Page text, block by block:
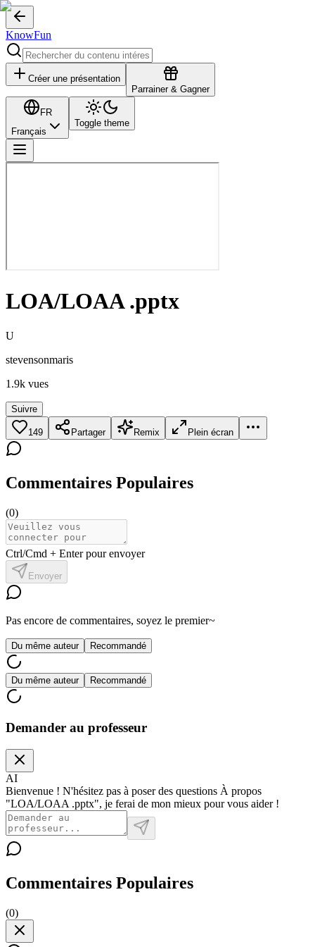
KnowFun
Créer une présentation
Parrainer & Gagner
FR
Français
Toggle theme
LOA/LOAA .pptx
U
stevensonmaris
1.9k vues
Suivre
149 Partager Remix Plein écran
Commentaires Populaires
(0)
Ctrl/Cmd + Enter pour envoyer
Envoyer
Pas encore de commentaires, soyez le premier~
Du même auteur Recommandé
Du même auteur Recommandé
Demander au professeur
AI
Bienvenue ! N'hésitez pas à poser des questions À propos
"LOA/LOAA .pptx", je ferai de mon mieux pour vous aider !
Commentaires Populaires
(0)